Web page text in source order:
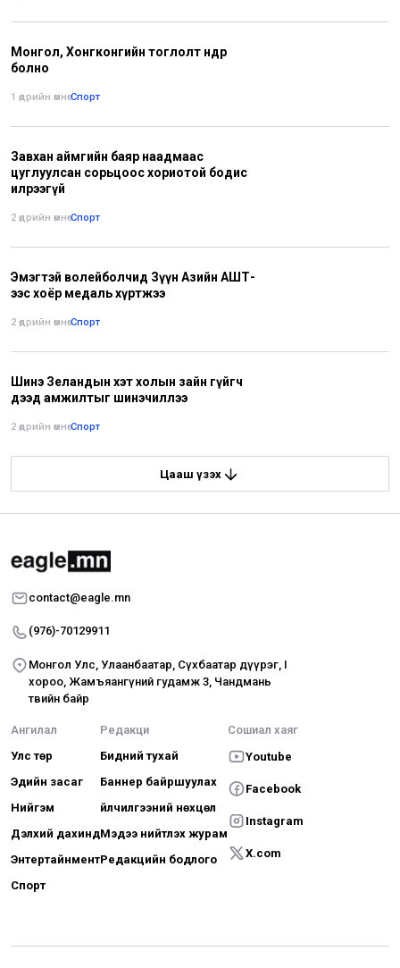
Монгол, Хонгконгийн тоглолт өнөөдөр
болно
1 өдрийн өмнө•Спорт
Завхан аймгийн баяр наадмаас
цуглуулсан сорьцоос хориотой бодис
илрээгүй
2 өдрийн өмнө•Спорт
Эмэгтэй волейболчид Зүүн Азийн АШТ-
ээс хоёр медаль хүртжээ
2 өдрийн өмнө•Спорт
Шинэ Зеландын хэт холын зайн гүйгч
дээд амжилтыг шинэчиллээ
2 өдрийн өмнө•Спорт
Цааш үзэх
contact@eagle.mn
(976)-70129911
Монгол Улс, Улаанбаатар, Сүхбаатар дүүрэг, I
хороо, Жамъяангүний гудамж 3, Чандмань
төвийн байр
Ангилал
Улс төр
Эдийн засаг
Нийгэм
Дэлхий дахинд
Энтертайнмент
Спорт
Редакци
Бидний тухай
Баннер байршуулах
Үйлчилгээний нөхцөл
Мэдээ нийтлэх журам
Редакцийн бодлого
Сошиал хаяг
Youtube
Facebook
Instagram
X.com